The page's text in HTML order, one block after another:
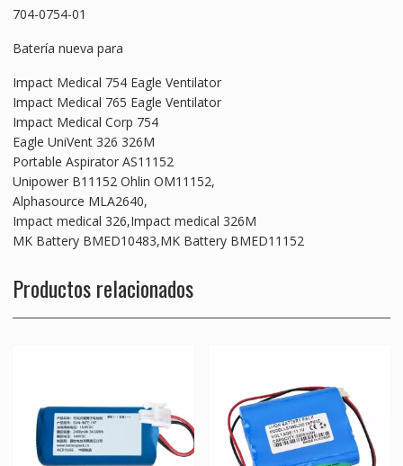
704-0754-01
Batería nueva para
Impact Medical 754 Eagle Ventilator
Impact Medical 765 Eagle Ventilator
Impact Medical Corp 754
Eagle UniVent 326 326M
Portable Aspirator AS11152
Unipower B11152 Ohlin OM11152,
Alphasource MLA2640,
Impact medical 326,Impact medical 326M
MK Battery BMED10483,MK Battery BMED11152
Productos relacionados